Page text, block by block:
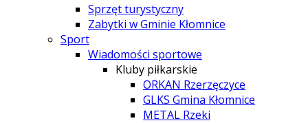
Sprzęt turystyczny
Zabytki w Gminie Kłomnice
Sport
Wiadomości sportowe
Kluby piłkarskie
ORKAN Rzerzęczyce
GLKS Gmina Kłomnice
METAL Rzeki